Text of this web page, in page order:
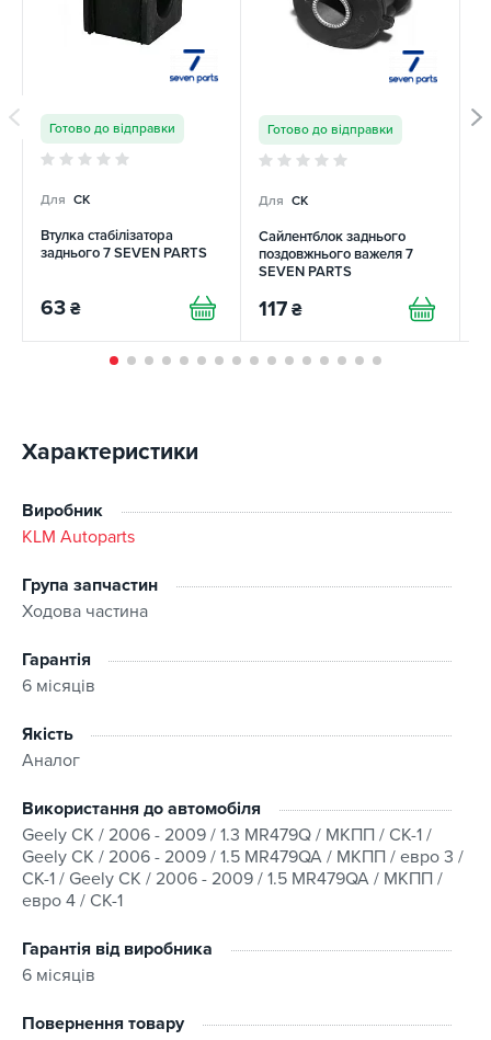
Готово до відправки
Для CK
Втулка стабілізатора
заднього 7 SEVEN PARTS
63 ₴
Готово до відправки
Для CK
Сайлентблок заднього
поздовжнього важеля 7
SEVEN PARTS
117 ₴
Характеристики
Виробник
KLM Autoparts
Група запчастин
Ходова частина
Гарантія
6 місяців
Якість
Аналог
Використання до автомобіля
Geely CK / 2006 - 2009 / 1.3 MR479Q / МКПП / CK-1 /
Geely CK / 2006 - 2009 / 1.5 MR479QA / МКПП / евро 3 /
CK-1 / Geely CK / 2006 - 2009 / 1.5 MR479QA / МКПП /
евро 4 / CK-1
Гарантія від виробника
6 місяців
Повернення товару